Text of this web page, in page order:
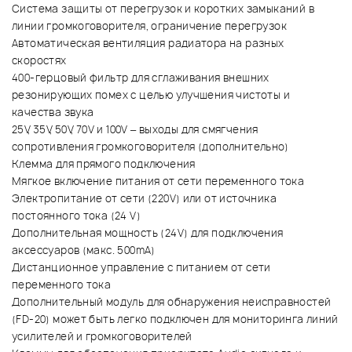
Система защиты от перегрузок и коротких замыканий в
линии громкоговорителя, ограничение перегрузок
Автоматическая вентиляция радиатора на разных
скоростях
400-герцовый фильтр для сглаживания внешних
резонирующих помех с целью улучшения чистоты и
качества звука
25V, 35V, 50V, 70V и 100V – выходы для смягчения
сопротивления громкоговорителя (дополнительно)
Клемма для прямого подключения
Мягкое включение питания от сети переменного тока
Электропитание от сети (220V) или от источника
постоянного тока (24 V)
Дополнительная мощность (24V) для подключения
аксессуаров (макс. 500mA)
Дистанционное управление с питанием от сети
переменного тока
Дополнительный модуль для обнаружения неисправностей
(FD-20) может быть легко подключен для мониторинга линий
усилителей и громкоговорителей